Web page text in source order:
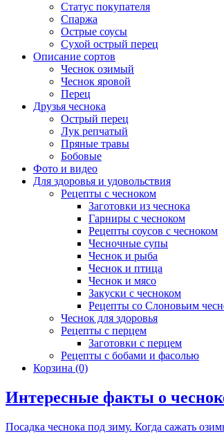
Статус покупателя
Спаржа
Острые соусы
Сухой острый перец
Описание сортов
Чеснок озимый
Чеснок яровой
Перец
Друзья чеснока
Острый перец
Лук репчатый
Пряные травы
Бобовые
Фото и видео
Для здоровья и удовольствия
Рецепты с чесноком
Заготовки из чеснока
Гарниры с чесноком
Рецепты соусов с чесноком
Чесночные супы
Чеснок и рыба
Чеснок и птица
Чеснок и мясо
Закуски с чесноком
Рецепты со Слоновьим
Чеснок для здоровья
Рецепты с перцем
Заготовки с перцем
Рецепты с бобами и фасолью
Корзина (0)
Интересные факты о
Посадка чеснока под зиму. Когда сажать